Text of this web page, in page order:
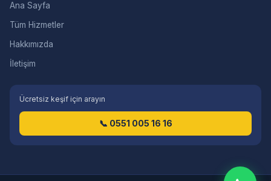
Ana Sayfa
Tüm Hizmetler
Hakkımızda
İletişim
Ücretsiz keşif için arayın
📞 0551 005 16 16